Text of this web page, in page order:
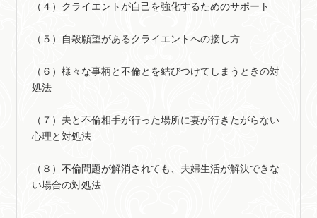
（４）クライエントが自己を強化するためのサポート
（５）自殺願望があるクライエントへの接し方
（６）様々な事柄と不倫とを結びつけてしまうときの対
処法
（７）夫と不倫相手が行った場所に妻が行きたがらない
心理と対処法
（８）不倫問題が解消されても、夫婦生活が解決できな
い場合の対処法